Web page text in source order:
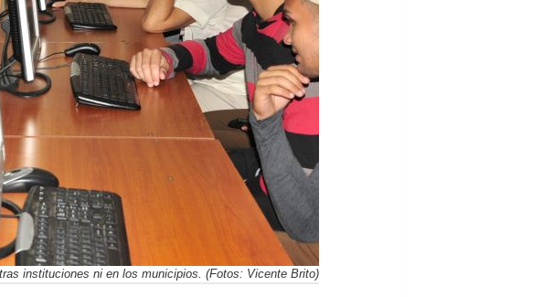
instituciones ni en los municipios. (Fotos: Vicente Brito)